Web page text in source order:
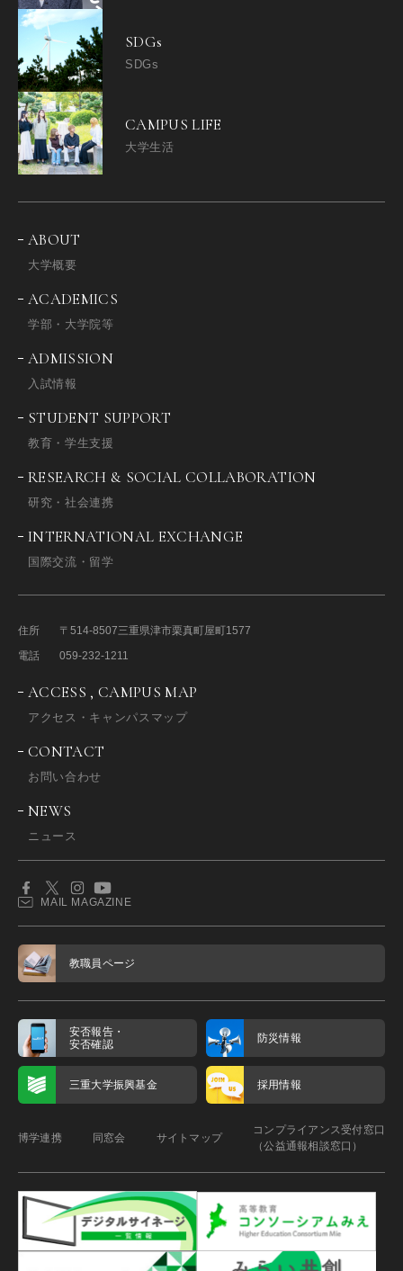
SDGs
SDGs
CAMPUS LIFE
大学生活
ABOUT
大学概要
ACADEMICS
学部・大学院等
ADMISSION
入試情報
STUDENT SUPPORT
教育・学生支援
RESEARCH & SOCIAL COLLABORATION
研究・社会連携
INTERNATIONAL EXCHANGE
国際交流・留学
住所 〒514-8507三重県津市栗真町屋町1577
電話
059-232-1211
ACCESS , CAMPUS MAP
アクセス・キャンパスマップ
CONTACT
お問い合わせ
NEWS
ニュース
MAIL MAGAZINE
教職員ページ
安否報告・
安否確認
防災情報
三重大学振興基金 採用情報
博学連携 同窓会 サイトマップ
コンプライアンス受付窓口
（公益通報相談窓口）